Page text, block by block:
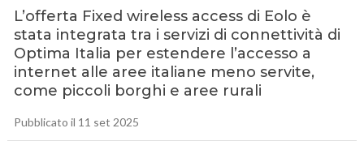
L’offerta Fixed wireless access di Eolo è
stata integrata tra i servizi di connettività di
Optima Italia per estendere l’accesso a
internet alle aree italiane meno servite,
come piccoli borghi e aree rurali
Pubblicato il 11 set 2025